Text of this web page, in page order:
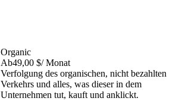
Organic
Ab49,00 $/ Monat
Verfolgung des organischen, nicht bezahlten
Verkehrs und alles, was dieser in dem
Unternehmen tut, kauft und anklickt.